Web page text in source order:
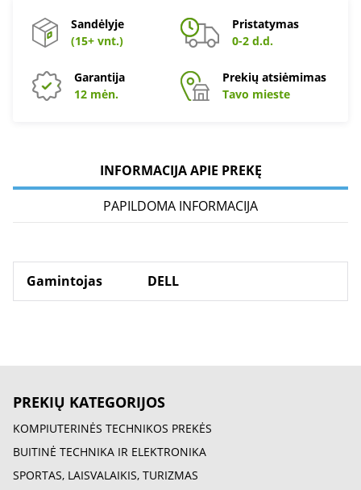
Sandėlyje
(15+ vnt.)
Pristatymas
0-2 d.d.
Garantija
12 mėn.
Prekių atsiėmimas
Tavo mieste
INFORMACIJA APIE PREKĘ
PAPILDOMA INFORMACIJA
Gamintojas DELL
PREKIŲ KATEGORIJOS
KOMPIUTERINĖS TECHNIKOS PREKĖS
BUITINĖ TECHNIKA IR ELEKTRONIKA
SPORTAS, LAISVALAIKIS, TURIZMAS